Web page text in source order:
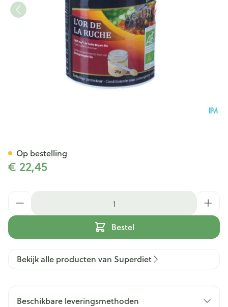
€ 22,45
Bestel
Op bestelling
Bekijk alle producten van Superdiet
Beschikbare leveringsmethoden